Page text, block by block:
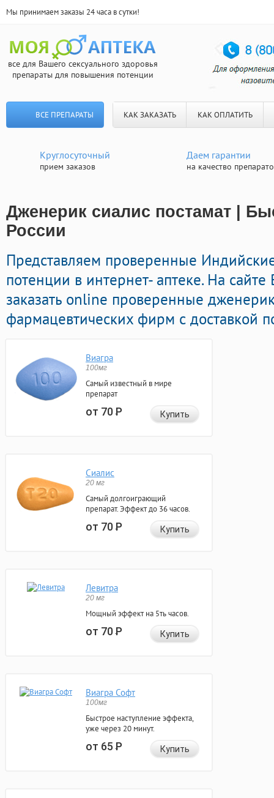
Мы принимаем заказы 24 часа в сутки!
все для Вашего сексуального здоровья
препараты для повышения потенции
ВСЕ ПРЕПАРАТЫ КАК ЗАКАЗАТЬ КАК ОПЛАТИТЬ
Круглосуточный
прием заказов
Даем гарантии
на качество
Дженерик сиалис постамат |
России
Представляем проверенные
потенции в интернет- аптеке. На
заказать online проверенные
фармацевтических фирм с доставкой
Виагра
100мг
Самый известный в мире
препарат
от 70Р Купить
Сиалис
20 мг
Самый долгоиграющий
препарат. Эффект до 36 часов.
от 70Р Купить
Левитра
20 мг
Мощный эффект на 5ть часов.
от 70Р Купить
Виагра Софт
100мг
Быстрое наступление эффекта,
уже через 20 минут.
от 65Р Купить